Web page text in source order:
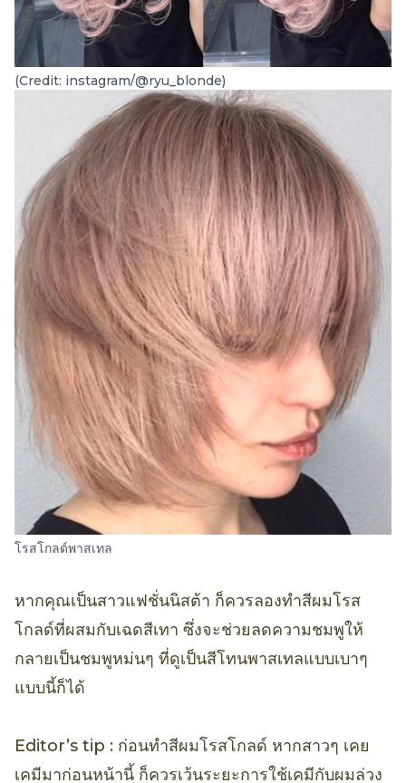
(Credit: instagram/@ryu_blonde)
โรสโกลด์พาสเทล
หากคุณเป็นสาวแฟชั่นนิสต้า ก็ควรลองทำสีผมโรส
โกลด์ที่ผสมกับเฉดสีเทา ซึ่งจะช่วยลดความชมพูให้
กลายเป็นชมพูหม่นๆ ที่ดูเป็นสีโทนพาสเทลแบบเบาๆ
แบบนี้ก็ได้
Editor’s tip : ก่อนทำสีผมโรสโกลด์ หากสาวๆ เคย
เคมีมาก่อนหน้านี้ ก็ควรเว้นระยะการใช้เคมีกับผมล่วง